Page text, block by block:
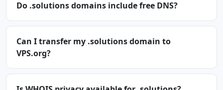
Do .solutions domains include free DNS?
Can I transfer my .solutions domain to
VPS.org?